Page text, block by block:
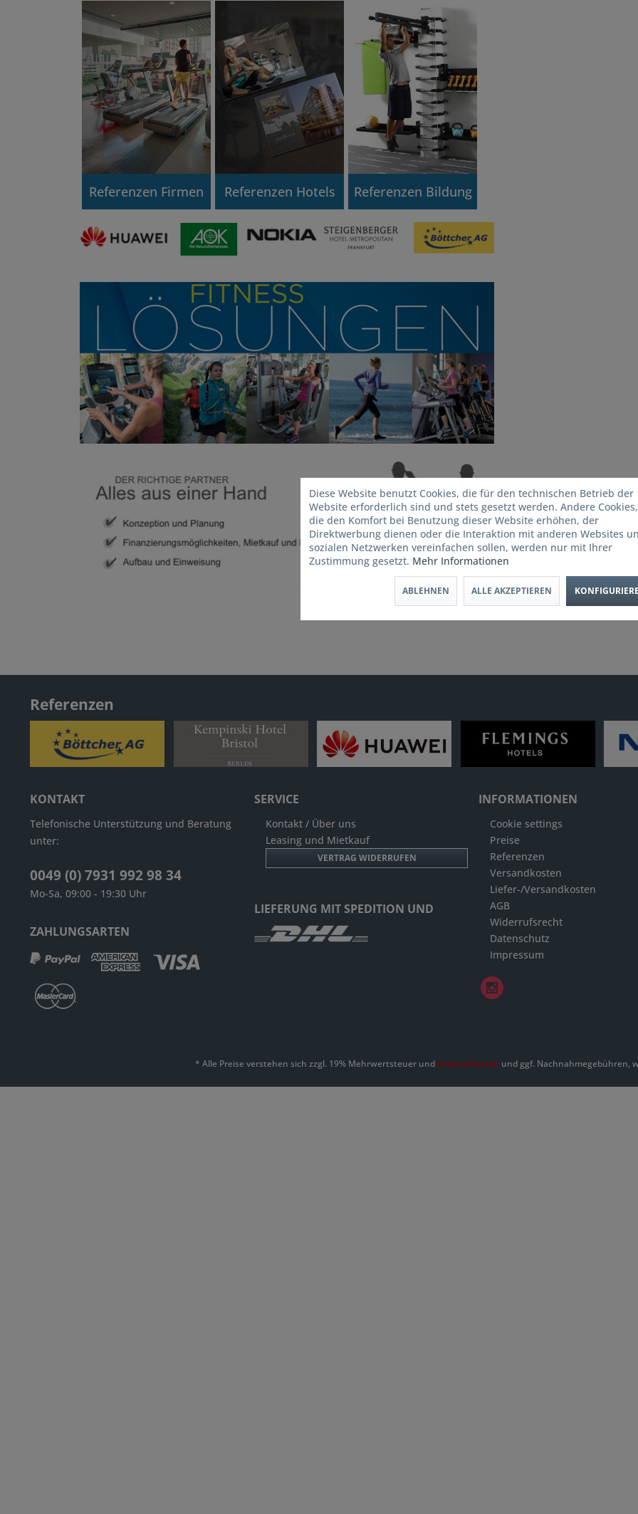
Referenzen Firmen Referenzen Hotels Referenzen Bildung
Referenzen
KONTAKT
Telefonische Unterstützung und Beratung
unter:
0049 (0) 7931 992 98 34
Mo-Sa, 09:00 - 19:30 Uhr
ZAHLUNGSARTEN
SERVICE
Kontakt / Über uns
Leasing und Mietkauf
VERTRAG WIDERRUFEN
LIEFERUNG MIT SPEDITION UND
INFORMATIONEN
Cookie settings
Preise
Referenzen
Versandkosten
Liefer-/Versandkosten
AGB
Widerrufsrecht
Datenschutz
Impressum
* Alle Preise verstehen sich zzgl. 19% Mehrwertsteuer undVersandkosten und ggf. Nachnahmegebühren,
Diese Website benutzt Cookies, die für den technischen Betrieb der
Website erforderlich sind und stets gesetzt werden. Andere Cookies,
die den Komfort bei Benutzung dieser Website erhöhen, der
Direktwerbung dienen oder die Interaktion mit anderen Websites
sozialen Netzwerken vereinfachen sollen, werden nur mit Ihrer
Zustimmung gesetzt. Mehr Informationen
ABLEHNEN ALLE AKZEPTIEREN